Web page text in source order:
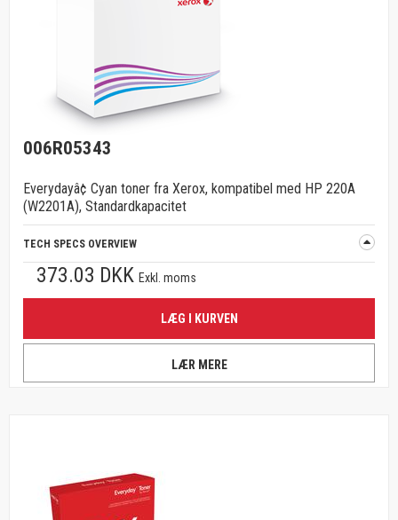
006R05343
Everydayâ¢ Cyan toner fra Xerox, kompatibel med HP 220A
(W2201A), Standardkapacitet
TECH SPECS OVERVIEW
373.03 DKK Exkl. moms
LÆG I KURVEN
LÆR MERE